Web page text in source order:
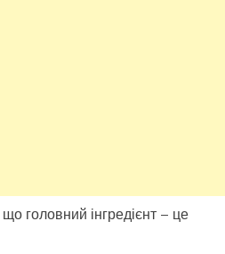
головний інгредієнт – це